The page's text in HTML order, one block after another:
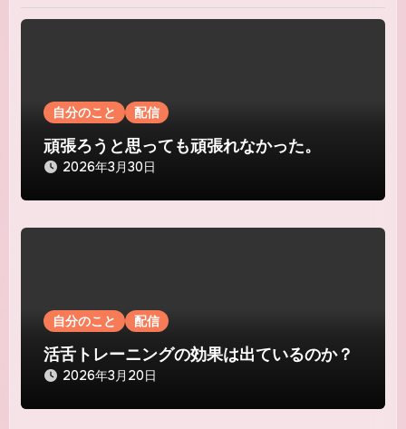
ー
ン自分のこと 配信
頑張ろうと思っても頑張れなかった。
2026年3月30日
自分のこと 配信
活舌トレーニングの効果は出ているのか？
2026年3月20日